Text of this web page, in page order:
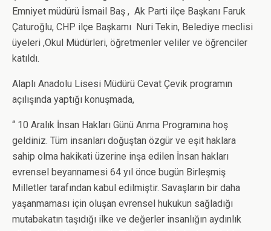
Emniyet müdürü İsmail Baş , Ak Parti ilçe Başkanı Faruk
Çaturoğlu, CHP ilçe Başkamı Nuri Tekin, Belediye meclisi
üyeleri ,Okul Müdürleri, öğretmenler veliler ve öğrenciler
katıldı.
Alaplı Anadolu Lisesi Müdürü Cevat Çevik programın
açılışında yaptığı konuşmada,
“ 10 Aralık İnsan Hakları Günü Anma Programına hoş
geldiniz. Tüm insanları doğuştan özgür ve eşit haklara
sahip olma hakikati üzerine inşa edilen İnsan hakları
evrensel beyannamesi 64 yıl önce bugün Birleşmiş
Milletler tarafından kabul edilmiştir. Savaşların bir daha
yaşanmaması için oluşan evrensel hukukun sağladığı
mutabakatın taşıdığı ilke ve değerler insanlığın aydınlık